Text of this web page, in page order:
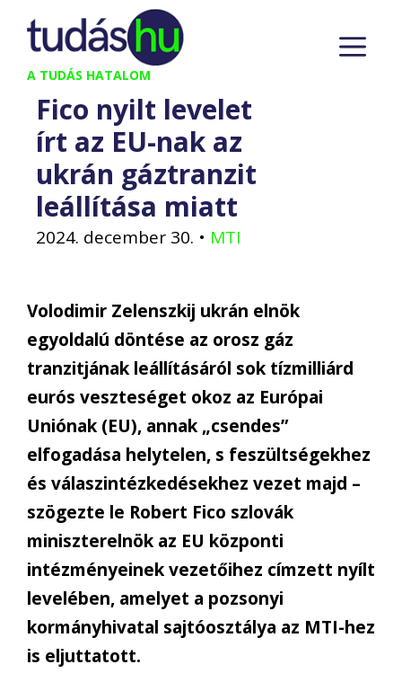
Kilépés
tartalomba
A TUDÁS HATALOM
Fico nyilt levelet
írt az EU-nak az
ukrán gáztranzit
leállítása miatt
2024. december 30. • MTI
Volodimir Zelenszkij ukrán elnök
egyoldalú döntése az orosz gáz
tranzitjának leállításáról sok tízmilliárd
eurós veszteséget okoz az Európai
Uniónak (EU), annak „csendes”
elfogadása helytelen, s feszültségekhez
és válaszintézkedésekhez vezet majd –
szögezte le Robert Fico szlovák
miniszterelnök az EU központi
intézményeinek vezetőihez címzett nyílt
levelében, amelyet a pozsonyi
kormányhivatal sajtóosztálya az MTI-hez
is eljuttatott.